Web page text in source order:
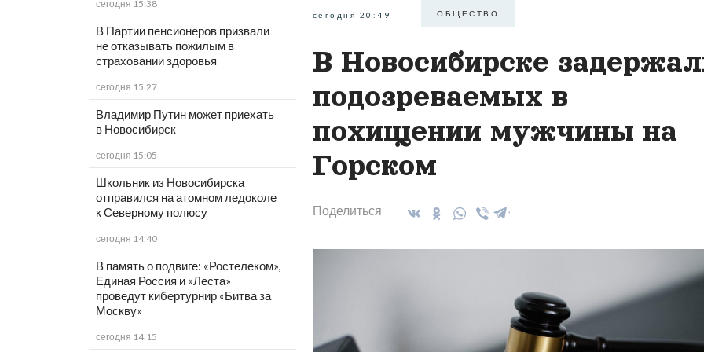
сегодня 15:38
В Партии пенсионеров призвали
не отказывать пожилым в
страховании здоровья
сегодня 15:27
Владимир Путин может приехать
в Новосибирск
сегодня 15:05
Школьник из Новосибирска
отправился на атомном ледоколе
к Северному полюсу
сегодня 14:40
В память о подвиге: «Ростелеком»,
Единая Россия и «Леста»
проведут кибертурнир «Битва за
Москву»
сегодня 14:15
сегодня 20:49 ОБЩЕСТВО
В Новосибирске
подозреваемых в
похищении мужчины на
Горском
Поделиться